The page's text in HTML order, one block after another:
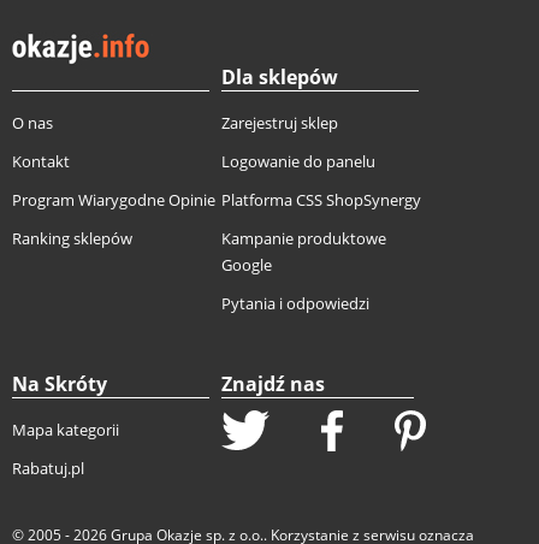
O nas
Kontakt
Program Wiarygodne Opinie
Ranking sklepów
Dla sklepów
Zarejestruj sklep
Logowanie do panelu
Platforma CSS ShopSynergy
Kampanie produktowe
Google
Pytania i odpowiedzi
Na Skróty
Mapa kategorii
Rabatuj.pl
Znajdź nas
© 2005 - 2026Grupa Okazje sp. z o.o.. Korzystanie z serwisu oznacza